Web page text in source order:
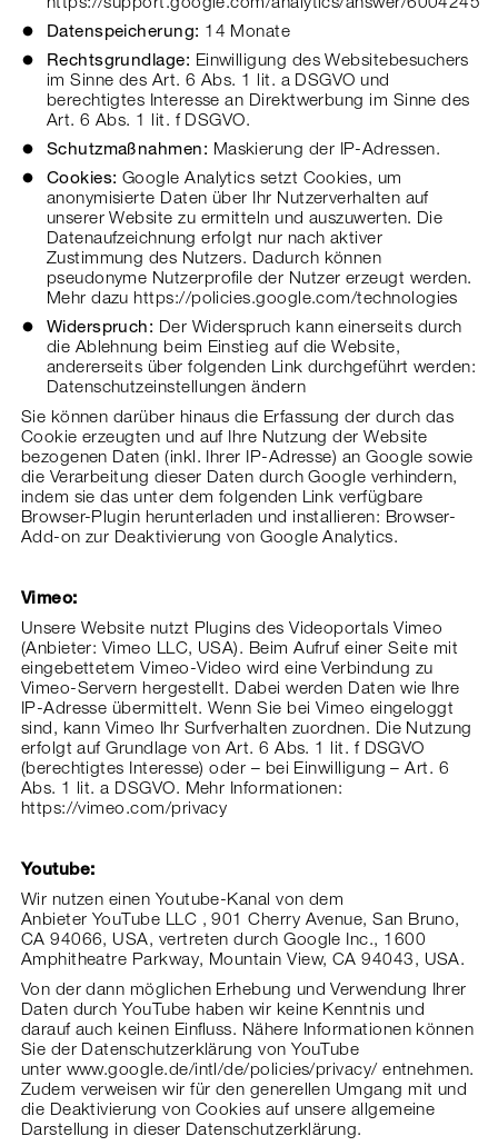
Datenspeicherung: 14 Monate
Rechtsgrundlage: Einwilligung des Websitebesuchers
im Sinne des Art. 6 Abs. 1 lit. a DSGVO und
berechtigtes Interesse an Direktwerbung im Sinne des
Art. 6 Abs. 1 lit. f DSGVO.
Schutzmaßnahmen: Maskierung der IP-Adressen.
Cookies: Google Analytics setzt Cookies, um
anonymisierte Daten über Ihr Nutzerverhalten auf
unserer Website zu ermitteln und auszuwerten. Die
Datenaufzeichnung erfolgt nur nach aktiver
Zustimmung des Nutzers. Dadurch können
pseudonyme Nutzerprofile der Nutzer erzeugt werden.
Mehr dazu https://policies.google.com/technologies
Widerspruch: Der Widerspruch kann einerseits durch
die Ablehnung beim Einstieg auf die Website,
andererseits über folgenden Link durchgeführt werden:
Datenschutzeinstellungen ändern
Sie können darüber hinaus die Erfassung der durch das
Cookie erzeugten und auf Ihre Nutzung der Website
bezogenen Daten (inkl. Ihrer IP-Adresse) an Google sowie
die Verarbeitung dieser Daten durch Google verhindern,
indem sie das unter dem folgenden Link verfügbare
Browser-Plugin herunterladen und installieren: Browser-
Add-on zur Deaktivierung von Google Analytics.
Vimeo:
Unsere Website nutzt Plugins des Videoportals Vimeo
(Anbieter: Vimeo LLC, USA). Beim Aufruf einer Seite mit
eingebettetem Vimeo-Video wird eine Verbindung zu
Vimeo-Servern hergestellt. Dabei werden Daten wie Ihre
IP-Adresse übermittelt. Wenn Sie bei Vimeo eingeloggt
sind, kann Vimeo Ihr Surfverhalten zuordnen. Die Nutzung
erfolgt auf Grundlage von Art. 6 Abs. 1 lit. f DSGVO
(berechtigtes Interesse) oder – bei Einwilligung – Art. 6
Abs. 1 lit. a DSGVO. Mehr Informationen:
https://vimeo.com/privacy
Youtube:
Wir nutzen einen Youtube-Kanal von dem
Anbieter YouTube LLC , 901 Cherry Avenue, San Bruno,
CA 94066, USA, vertreten durch Google Inc., 1600
Amphitheatre Parkway, Mountain View, CA 94043, USA.
Von der dann möglichen Erhebung und Verwendung Ihrer
Daten durch YouTube haben wir keine Kenntnis und
darauf auch keinen Einfluss. Nähere Informationen können
Sie der Datenschutzerklärung von YouTube
unter www.google.de/intl/de/policies/privacy/ entnehmen.
Zudem verweisen wir für den generellen Umgang mit und
die Deaktivierung von Cookies auf unsere allgemeine
Darstellung in dieser Datenschutzerklärung.